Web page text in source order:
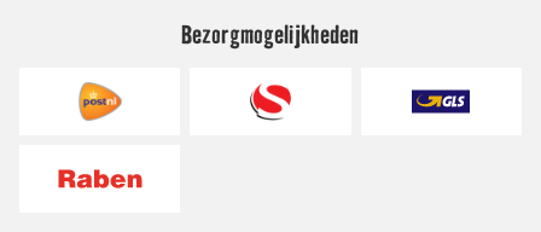
Bezorgmogelijkheden